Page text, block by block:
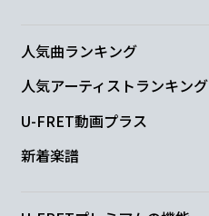
人気曲ランキング
人気アーティストランキング
U-FRET動画プラス
新着楽譜